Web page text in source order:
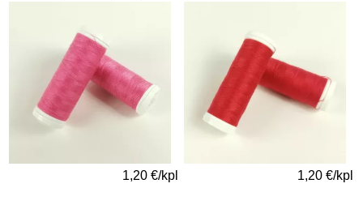
1,20 €/kpl 1,20 €/kpl